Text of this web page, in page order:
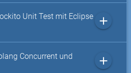
Unit Test mit Eclipse
add
Concurrent und
add